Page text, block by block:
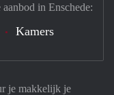
je makkelijk je
in Enschede:
Kamers